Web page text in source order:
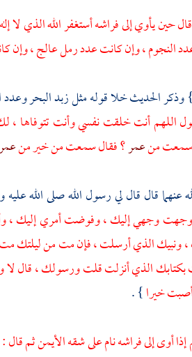
حين يأوي إلى فراشه أستغفر الله الذي لا
النجوم ، وإن كانت عدد رمل عالج ، وإن
} وذكر الحديث خلا قوله مثل زبد البحر وعدد
اللهم أنت خلقت نفسي وأنت تتوفاها ، لك
سمعت منعمر؟ فقال سمعت من خير من
عنهما قال قال لي رسول الله صلى الله
وجهي إليك ، وفوضت أمري إليك ،
ونبيك الذي أرسلت ، فإن مت من ليلتك مت
بكتابك الذي أنزلت قلت ورسولك ، قال
خيرا} .
إذا أوى إلى فراشه نام على شقه الأيمن